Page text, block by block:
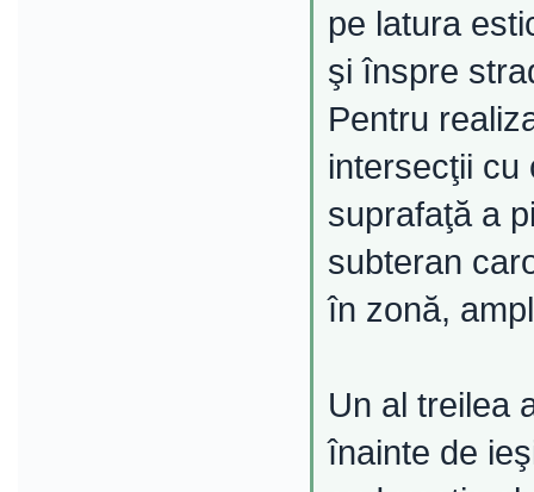
pe latura
şi înspre
Pentru
intersecţii cu
suprafaţă a
subteran
în zonă,
Un al treilea
înainte de